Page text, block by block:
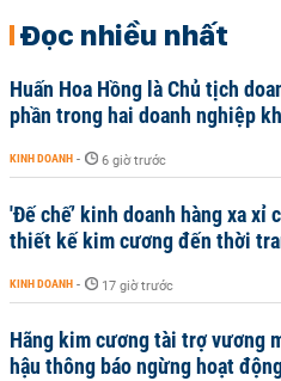
Đọc nhiều nhất
Huấn Hoa Hồng là Chủ tịch
phần trong hai doanh nghiệp
KINH DOANH - 6 giờ trước
'Đế chế’ kinh doanh hàng xa xỉ
thiết kế kim cương đến thời
KINH DOANH - 17 giờ trước
Hãng kim cương tài trợ vương
hậu thông báo ngừng hoạt